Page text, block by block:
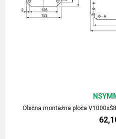
Obična montažna ploča